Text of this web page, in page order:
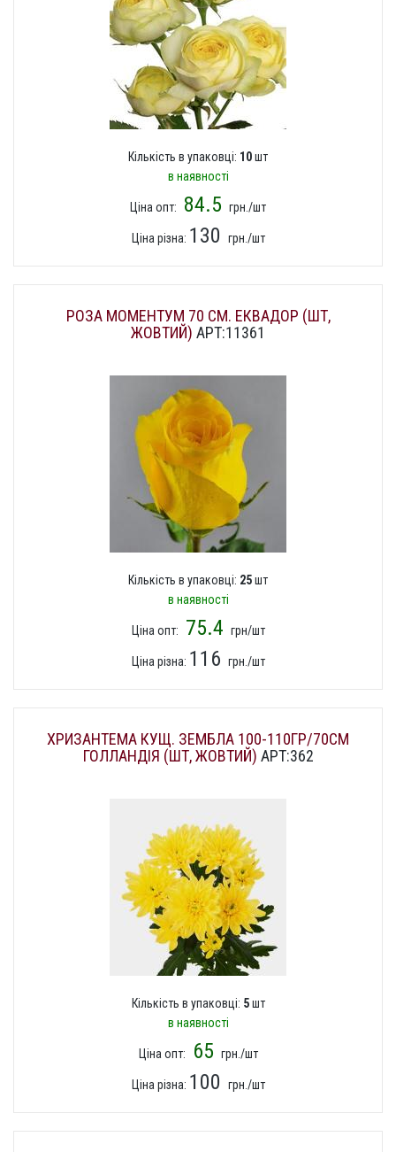
Кількість в упаковці: 10шт
в наявності
Ціна опт: 84.5 грн./шт
Ціна різна: 130 грн./шт
РОЗА МОМЕНТУМ 70 СМ. ЕКВАДОР (ШТ,
ЖОВТИЙ) АРТ:11361
Кількість в упаковці: 25шт
в наявності
Ціна опт: 75.4 грн/шт
Ціна різна: 116 грн./шт
ХРИЗАНТЕМА КУЩ. ЗЕМБЛА 100-110ГР/70СМ
ГОЛЛАНДІЯ (ШТ, ЖОВТИЙ) АРТ:362
Кількість в упаковці: 5шт
в наявності
Ціна опт: 65 грн./шт
Ціна різна: 100 грн./шт